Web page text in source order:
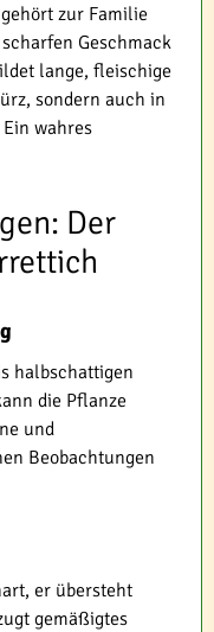
zur Familie
Geschmack
lange, fleischige
sondern auch in
wahres
Der
halbschattigen
die Pflanze
und
Beobachtungen
er übersteht
gemäßigtes